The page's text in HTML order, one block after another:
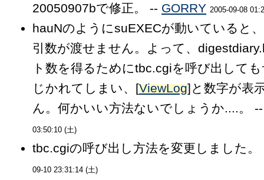
20050907bで修正。 -- GORRY 2005-09-08
hauNのようにsuEXECが動いていると
引数が渡せません。よって、
ト数を得るためにtbc.cgiを呼び出して
じかれてしまい、[ViewLog]と数字が表
ん。何かいい方法ないでしょうか....。
03:50:10 (土)
tbc.cgiの呼び出し方法を変更しました
09-10 23:31:14 (土)